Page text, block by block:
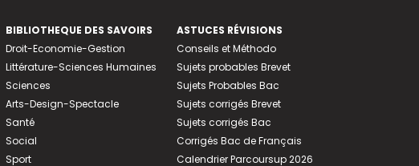
BIBLIOTHEQUE DES SAVOIRS
Droit-Economie-Gestion
Littérature-Sciences Humaines
Sciences
Arts-Design-Spectacle
Santé
Social
Sport
ASTUCES RÉVISIONS
Conseils et Méthodo
Sujets probables Brevet
Sujets Probables Bac
Sujets corrigés Brevet
Sujets corrigés Bac
Corrigés Bac de Français
Calendrier Parcoursup 2026